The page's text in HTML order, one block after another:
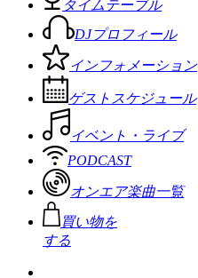
タイムテーブル
DJプロフィール
インフォメーション
ゲストスケジュール
イベント・ライブ
PODCAST
オンエア楽曲一覧
買い物を
する